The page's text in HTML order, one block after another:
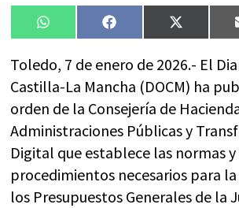
Compartir
en
WhatsAppCompartir
en
Facebook
en
X
Toledo, 7 de enero de 2026.- El
Castilla-La Mancha (DOCM) ha
orden de la Consejería de
Administraciones Públicas y
Digital que establece las normas y
procedimientos necesarios para
los Presupuestos Generales de la